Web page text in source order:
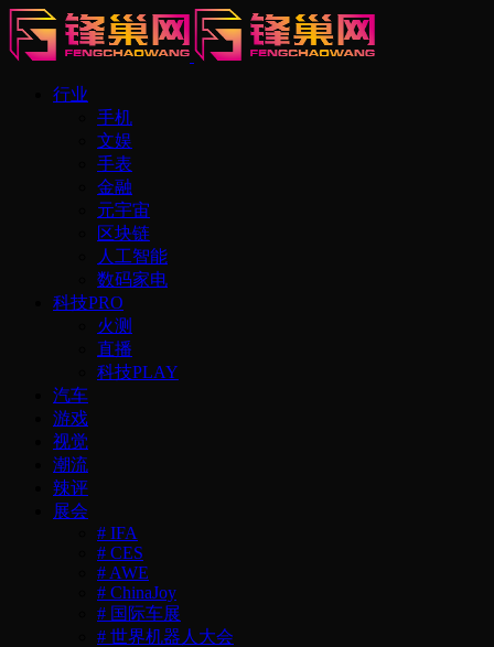
行业
手机
文娱
手表
金融
元宇宙
区块链
人工智能
数码家电
科技PRO
火测
直播
科技PLAY
汽车
游戏
视觉
潮流
辣评
展会
# IFA
# CES
# AWE
# ChinaJoy
# 国际车展
# 世界机器人大会